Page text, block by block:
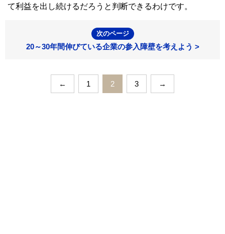
て利益を出し続けるだろうと判断できるわけです。
次のページ
20～30年間伸びている企業の参入障壁を考えよう >
← 1 2 3 →